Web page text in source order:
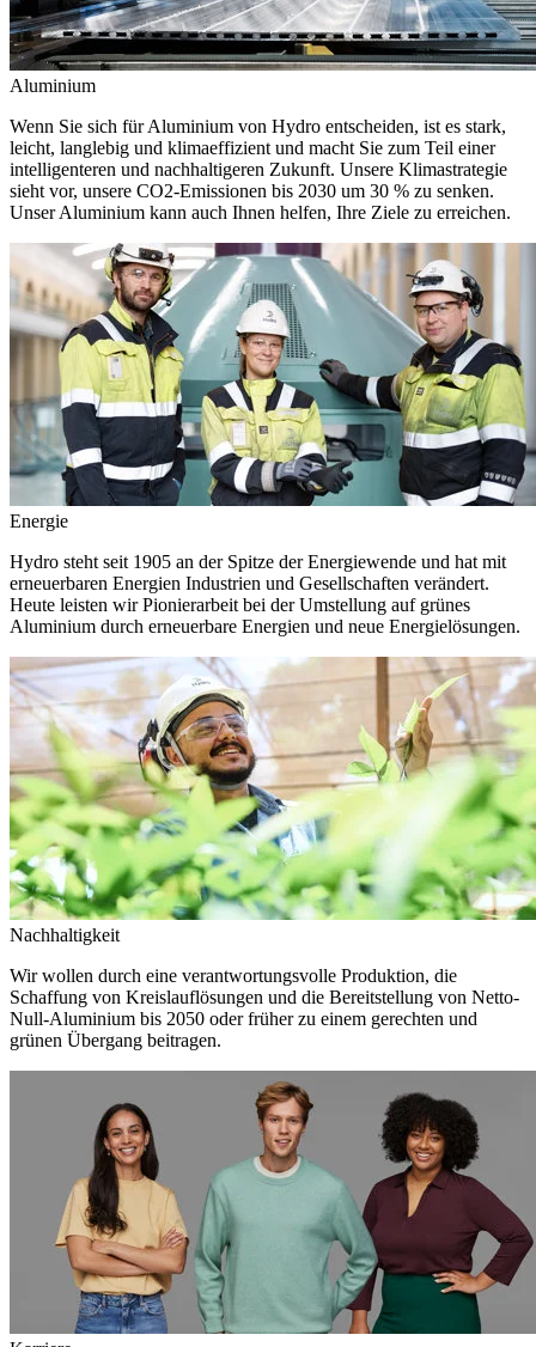
Aluminium
Wenn Sie sich für Aluminium von Hydro entscheiden, ist es stark,
leicht, langlebig und klimaeffizient und macht Sie zum Teil einer
intelligenteren und nachhaltigeren Zukunft. Unsere Klimastrategie
sieht vor, unsere CO2-Emissionen bis 2030 um 30 % zu senken.
Unser Aluminium kann auch Ihnen helfen, Ihre Ziele zu erreichen.
Energie
Hydro steht seit 1905 an der Spitze der Energiewende und hat mit
erneuerbaren Energien Industrien und Gesellschaften verändert.
Heute leisten wir Pionierarbeit bei der Umstellung auf grünes
Aluminium durch erneuerbare Energien und neue Energielösungen.
Nachhaltigkeit
Wir wollen durch eine verantwortungsvolle Produktion, die
Schaffung von Kreislauflösungen und die Bereitstellung von Netto-
Null-Aluminium bis 2050 oder früher zu einem gerechten und
grünen Übergang beitragen.